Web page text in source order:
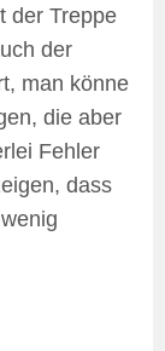
der Treppe
der
man könne
die aber
Fehler
dass